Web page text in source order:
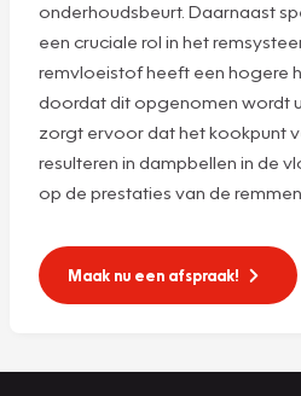
onderhoudsbeurt. Daarnaast
een cruciale rol in het
remvloeistof heeft een hogere
doordat dit opgenomen wordt
zorgt ervoor dat het kookpunt
resulteren in dampbellen in de
op de prestaties van de remmen.
Maak nu een afspraak!